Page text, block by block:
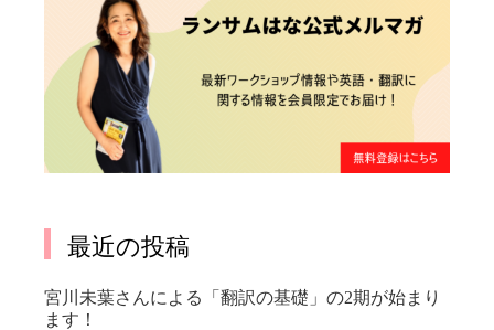
最近の投稿
宮川未葉さんによる「翻訳の基礎」の2期が始まり
ます！